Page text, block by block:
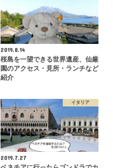
2019.8.14
桜島を一望できる世界遺産、仙厳
園のアクセス・見所・ランチなど
紹介
イタリア
2019.7.27